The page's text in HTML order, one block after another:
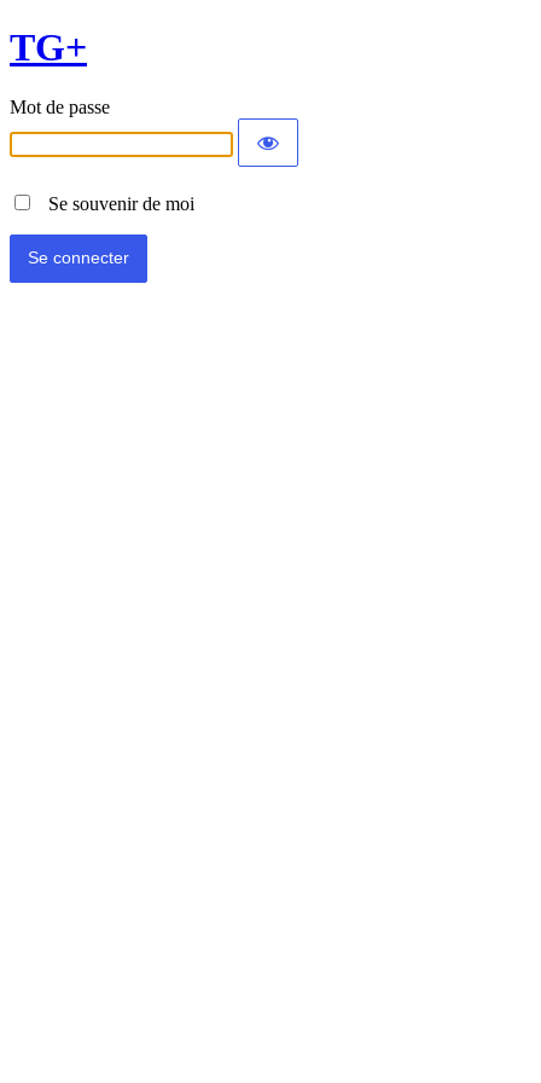
TG+
Mot de passe
Se souvenir de moi